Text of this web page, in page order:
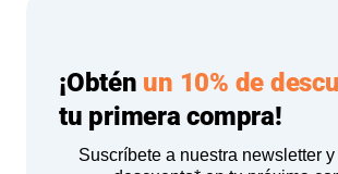
¡Obtén un 10% de
tu primera compra!
Suscríbete a nuestra newsletter